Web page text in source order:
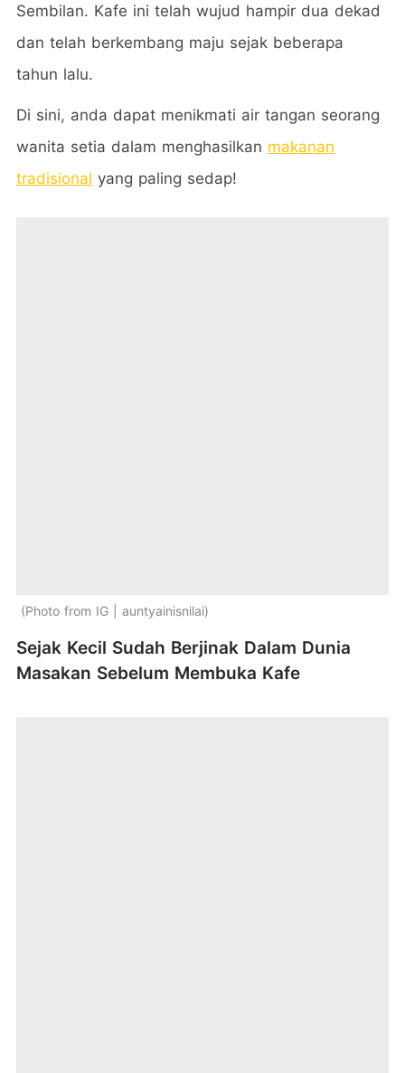
Sembilan. Kafe ini telah wujud hampir dua dekad
dan telah berkembang maju sejak beberapa
tahun lalu.
Di sini, anda dapat menikmati air tangan seorang
wanita setia dalam menghasilkan makanan
tradisional yang paling sedap!
Photo from IG | auntyainisnilai
Sejak Kecil Sudah Berjinak Dalam Dunia
Masakan Sebelum Membuka Kafe